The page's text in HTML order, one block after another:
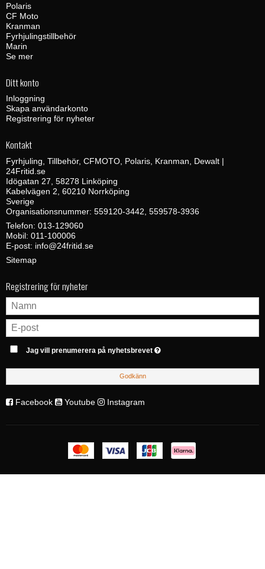
Polaris
CF Moto
Kranman
Fyrhjulingstillbehör
Marin
Se mer
Ditt konto
Inloggning
Skapa användarkonto
Registrering för nyheter
Kontakt
Fyrhjuling, Tillbehör, CFMOTO, Polaris, Kranman, Dewalt |
24Fritid.se
Idögatan 27, 58278 Linköping
Kabelvägen 2, 60210 Norrköping
Sverige
Organisationsnummer: 559120-3442, 559578-3936
Telefon: 013-129060
Mobil: 011-100006
E-post: info@24fritid.se
Sitemap
Registrering för nyheter
Jag vill prenumerera på nyhetsbrevet
Godkänn
Facebook Youtube Instagram